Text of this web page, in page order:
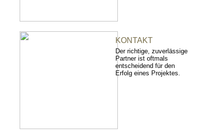
KONTAKT
Der richtige, zuverlässige
Partner ist oftmals
entscheidend für den
Erfolg eines Projektes.